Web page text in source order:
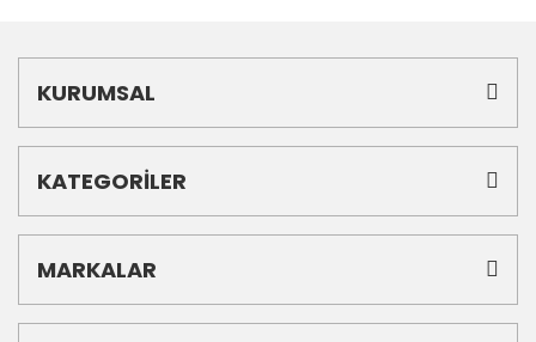
KURUMSAL
KATEGORİLER
MARKALAR